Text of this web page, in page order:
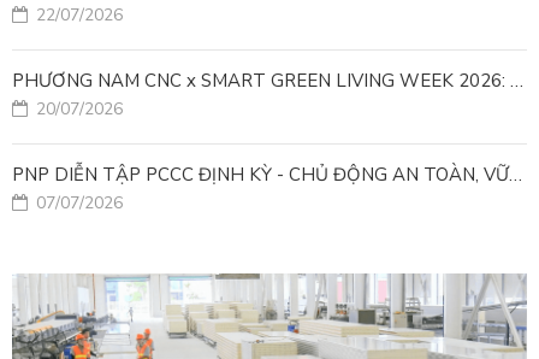
22/07/2026
PHƯƠNG NAM CNC x SMART GREEN LIVING WEEK 2026: KIẾN TẠO ĐÔ THỊ XANH TỪ NHỮNG GIẢI PHÁP FACADE
20/07/2026
PNP DIỄN TẬP PCCC ĐỊNH KỲ - CHỦ ĐỘNG AN TOÀN, VỮNG VÀNG VẬN HÀNH
07/07/2026